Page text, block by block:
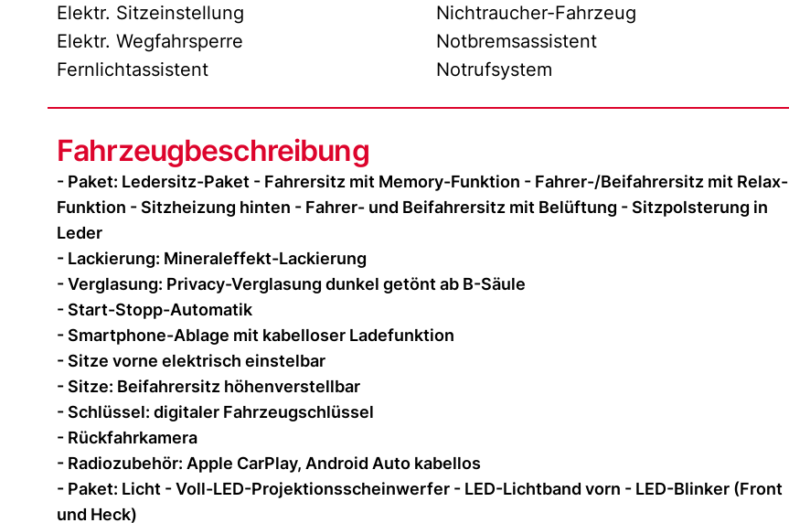
Elektr. Sitzeinstellung
Elektr. Wegfahrsperre
Fernlichtassistent
Nichtraucher-Fahrzeug
Notbremsassistent
Notrufsystem
Fahrzeugbeschreibung
- Paket: Ledersitz-Paket - Fahrersitz mit Memory-Funktion - Fahrer-/Beifahrersitz mit Relax-
Funktion - Sitzheizung hinten - Fahrer- und Beifahrersitz mit Belüftung - Sitzpolsterung in
Leder
- Lackierung: Mineraleffekt-Lackierung
- Verglasung: Privacy-Verglasung dunkel getönt ab B-Säule
- Start-Stopp-Automatik
- Smartphone-Ablage mit kabelloser Ladefunktion
- Sitze vorne elektrisch einstelbar
- Sitze: Beifahrersitz höhenverstellbar
- Schlüssel: digitaler Fahrzeugschlüssel
- Rückfahrkamera
- Radiozubehör: Apple CarPlay, Android Auto kabellos
- Paket: Licht - Voll-LED-Projektionsscheinwerfer - LED-Lichtband vorn - LED-Blinker (Front
und Heck)